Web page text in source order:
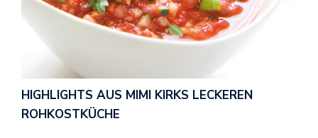
HIGHLIGHTS AUS MIMI KIRKS LECKEREN
ROHKOSTKÜCHE